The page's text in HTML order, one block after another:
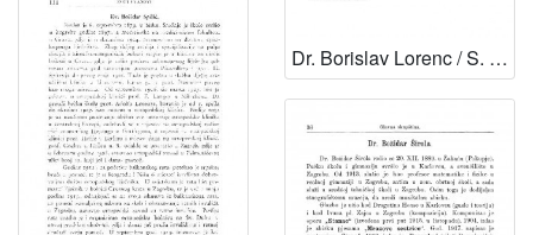
Dr. Borislav Lorenc / S. Zimmermann